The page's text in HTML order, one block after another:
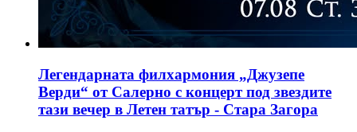
Легендарната филхармония „Джузепе
Верди“ от Салерно с концерт под звездите
тази вечер в Летен татър - Стара Загора